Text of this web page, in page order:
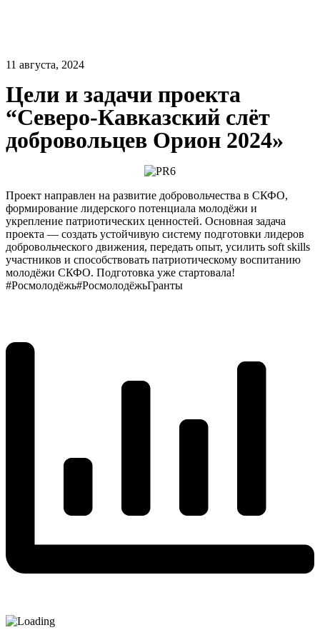
11 августа, 2024
Цели и задачи проекта
“Северо-Кавказский слёт
добровольцев Орион 2024»
Проект направлен на развитие добровольчества в СКФО,
формирование лидерского потенциала молодёжи и
укрепление патриотических ценностей. Основная задача
проекта — создать устойчивую систему подготовки лидеров
добровольческого движения, передать опыт, усилить soft skills
участников и способствовать патриотическому воспитанию
молодёжи СКФО. Подготовка уже стартовала!
#Росмолодёжь#РосмолодёжьГранты